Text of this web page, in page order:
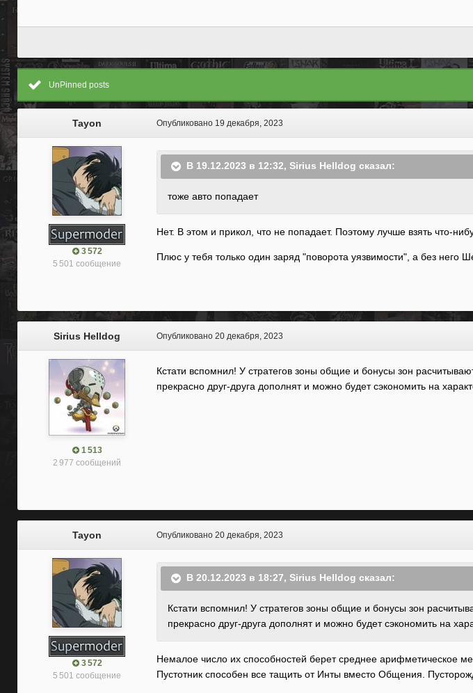
UnPinned posts
Tayon
3 572
5 501 сообщение
Опубликовано 19 декабря, 2023
В 19.12.2023 в 12:32, Sirius Helldog сказал:
тоже авто попадает
Нет. В этом и прикол, что не попадает. Поэтому лучше взять что-
Плюс у тебя только один заряд "поворота уязвимости", а без него
Sirius Helldog
1 513
2 977 сообщений
Опубликовано 20 декабря, 2023
Кстати вспомнил! У стратегов зоны общие и бонусы зон
прекрасно друг-друга дополнят и можно будет сэкономить на
Tayon
3 572
5 501 сообщение
Опубликовано 20 декабря, 2023
В 20.12.2023 в 18:27, Sirius Helldog сказал:
Кстати вспомнил! У стратегов зоны общие и бонусы зон
прекрасно друг-друга дополнят и можно будет сэкономить на
Немалое число их способностей берет среднее арифметическое
Пустотник способен все тащить от Инты вместо Общения.